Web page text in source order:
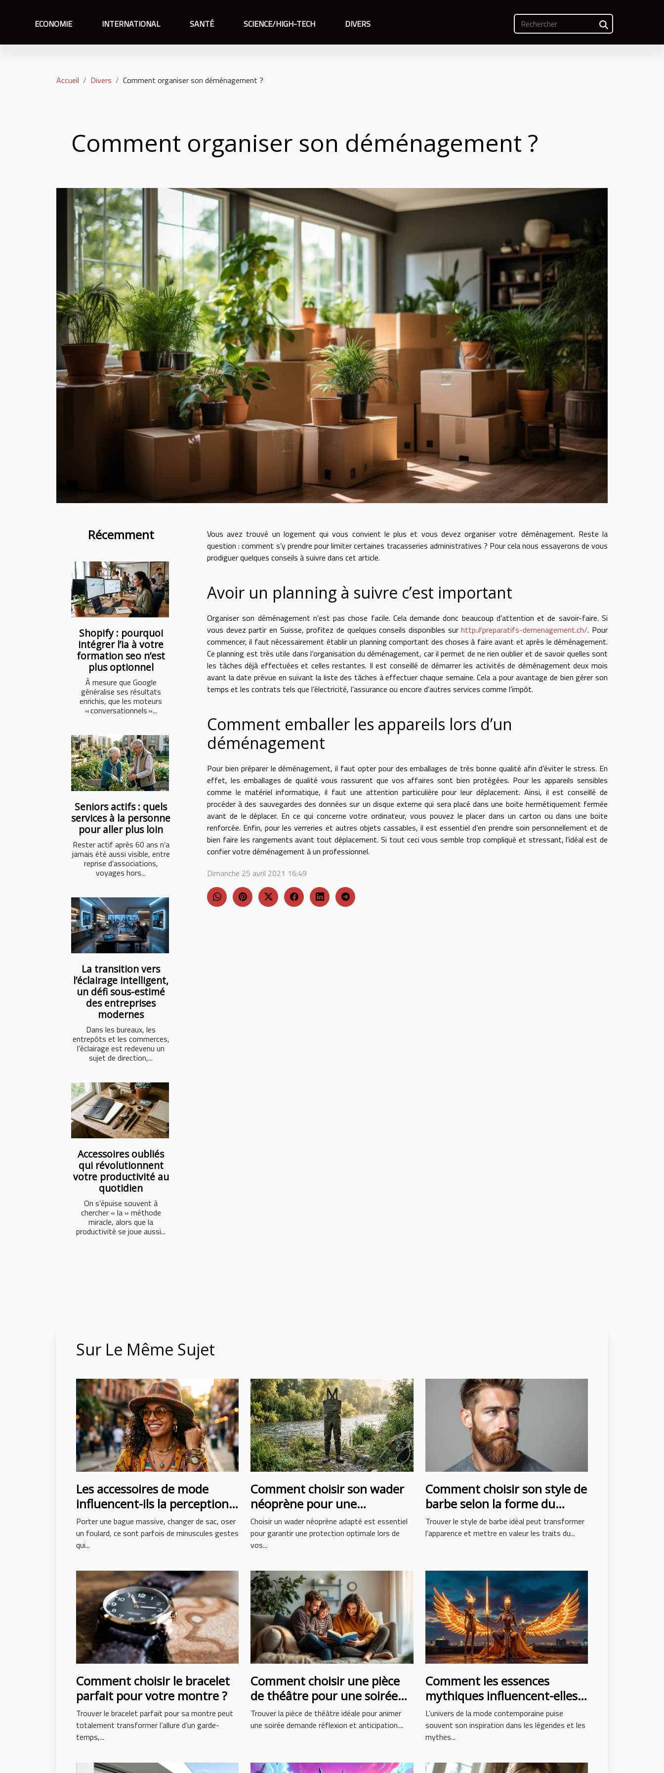
ECONOMIE INTERNATIONAL SANTÉ SCIENCE/HIGH-TECH DIVERS
Accueil Divers Comment organiser son déménagement ?
Comment organiser son déménagement ?
Récemment
Shopify : pourquoi
intégrer l’ia à votre
formation seo n’est
plus optionnel
À mesure que Google
généralise ses résultats
enrichis, que les moteurs
« conversationnels »...
Seniors actifs : quels
services à la personne
pour aller plus loin
Rester actif après 60 ans n’a
jamais été aussi visible, entre
reprise d’associations,
voyages hors...
La transition vers
l’éclairage intelligent,
un défi sous-estimé
des entreprises
modernes
Dans les bureaux, les
entrepôts et les commerces,
l’éclairage est redevenu un
sujet de direction,...
Accessoires oubliés
qui révolutionnent
votre productivité au
quotidien
On s’épuise souvent à
chercher « la » méthode
miracle, alors que la
productivité se joue aussi...
Vous avez trouvé un logement qui vous convient le plus et vous devez organiser votre déménagement. Reste la
question : comment s’y prendre pour limiter certaines tracasseries administratives ? Pour cela nous essayerons de vous
prodiguer quelques conseils à suivre dans cet article.
Avoir un planning à suivre c’est important
Organiser son déménagement n’est pas chose facile. Cela demande donc beaucoup d’attention et de savoir-faire. Si
vous devez partir en Suisse, profitez de quelques conseils disponibles surhttp://preparatifs-demenagement.ch/. Pour
commencer, il faut nécessairement établir un planning comportant des choses à faire avant et après le déménagement.
Ce planning est très utile dans l’organisation du déménagement, car il permet de ne rien oublier et de savoir quelles sont
les tâches déjà effectuées et celles restantes. Il est conseillé de démarrer les activités de déménagement deux mois
avant la date prévue en suivant la liste des tâches à effectuer chaque semaine. Cela a pour avantage de bien gérer son
temps et les contrats tels que l’électricité, l’assurance ou encore d’autres services comme l’impôt.
Comment emballer les appareils lors d’un
déménagement
Pour bien préparer le déménagement, il faut opter pour des emballages de très bonne qualité afin d’éviter le stress. En
effet, les emballages de qualité vous rassurent que vos affaires sont bien protégées. Pour les appareils sensibles
comme le matériel informatique, il faut une attention particulière pour leur déplacement. Ainsi, il est conseillé de
procéder à des sauvegardes des données sur un disque externe qui sera placé dans une boite hermétiquement fermée
avant de le déplacer. En ce qui concerne votre ordinateur, vous pouvez le placer dans un carton ou dans une boite
renforcée. Enfin, pour les verreries et autres objets cassables, il est essentiel d’en prendre soin personnellement et de
bien faire les rangements avant tout déplacement. Si tout ceci vous semble trop compliqué et stressant, l’idéal est de
confier votre déménagement à un professionnel.
Dimanche 25 avril 2021 16:49
Sur Le Même Sujet
Les accessoires de mode
influencent-ils la perception
de soi ?
Porter une bague massive, changer de sac, oser
un foulard, ce sont parfois de minuscules gestes
qui...
Comment choisir son wader
néoprène pour une
protection optimale ?
Choisir un wader néoprène adapté est essentiel
pour garantir une protection optimale lors de
vos...
Comment choisir son style de
barbe selon la forme du
visage ?
Trouver le style de barbe idéal peut transformer
l’apparence et mettre en valeur les traits du...
Comment choisir le bracelet
parfait pour votre montre ?
Trouver le bracelet parfait pour sa montre peut
totalement transformer l’allure d’un garde-
temps,...
Comment choisir une pièce
de théâtre pour une soirée
réussie ?
Trouver la pièce de théâtre idéale pour animer
une soirée demande réflexion et anticipation....
Comment les essences
mythiques influencent-elles
la mode contemporaine ?
L’univers de la mode contemporaine puise
souvent son inspiration dans les légendes et les
mythes...